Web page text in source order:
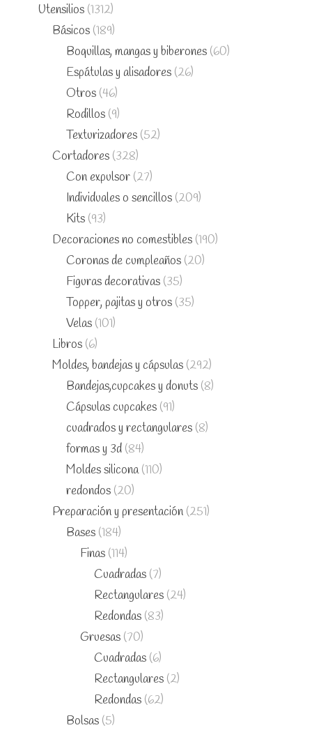
Utensilios (1312)
Básicos (189)
Boquillas, mangas y biberones (60)
Espátulas y alisadores (26)
Otros (46)
Rodillos (9)
Texturizadores (52)
Cortadores (328)
Con expulsor (27)
Individuales o sencillos (209)
Kits (93)
Decoraciones no comestibles (190)
Coronas de cumpleaños (20)
Figuras decorativas (35)
Topper, pajitas y otros (35)
Velas (101)
Libros (6)
Moldes, bandejas y cápsulas (292)
Bandejas,cupcakes y donuts (8)
Cápsulas cupcakes (91)
cuadrados y rectangulares (8)
formas y 3d (84)
Moldes silicona (110)
redondos (20)
Preparación y presentación (251)
Bases (184)
Finas (114)
Cuadradas (7)
Rectangulares (24)
Redondas (83)
Gruesas (70)
Cuadradas (6)
Rectangulares (2)
Redondas (62)
Bolsas (5)